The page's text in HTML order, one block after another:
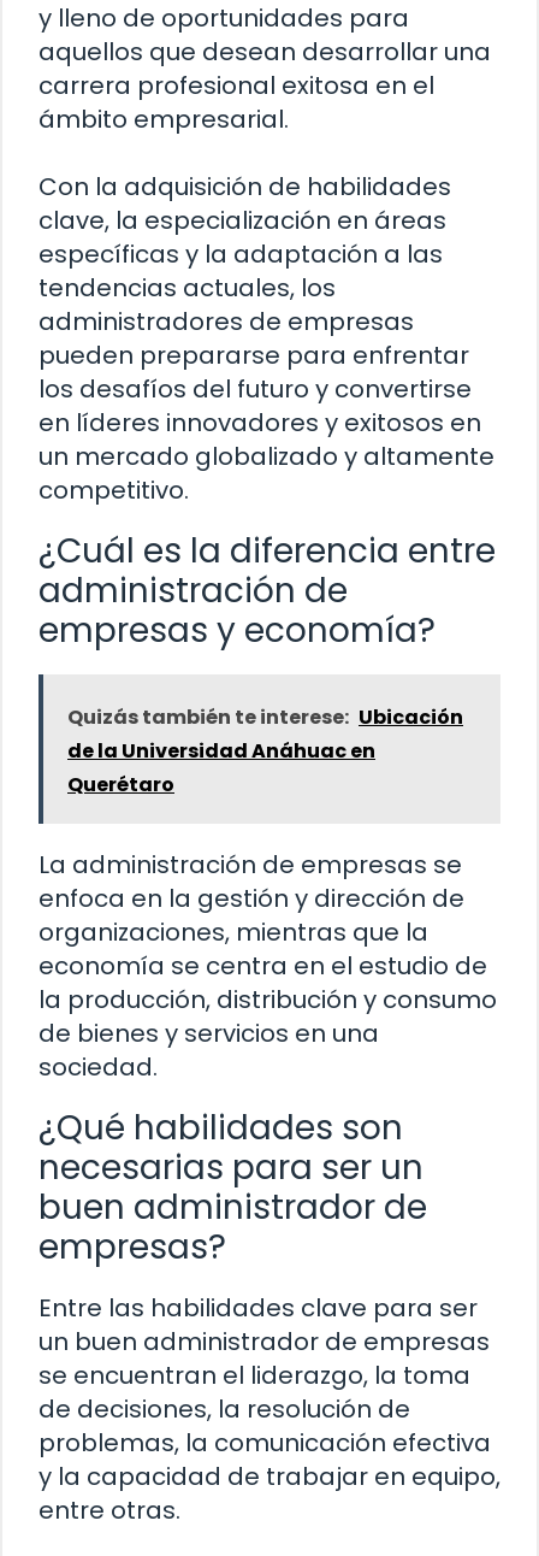
y lleno de oportunidades para
aquellos que desean desarrollar una
carrera profesional exitosa en el
ámbito empresarial.
Con la adquisición de habilidades
clave, la especialización en áreas
específicas y la adaptación a las
tendencias actuales, los
administradores de empresas
pueden prepararse para enfrentar
los desafíos del futuro y convertirse
en líderes innovadores y exitosos en
un mercado globalizado y altamente
competitivo.
¿Cuál es la diferencia entre
administración de
empresas y economía?
Quizás también te interese: Ubicación
de la Universidad Anáhuac en
Querétaro
La administración de empresas se
enfoca en la gestión y dirección de
organizaciones, mientras que la
economía se centra en el estudio de
la producción, distribución y consumo
de bienes y servicios en una
sociedad.
¿Qué habilidades son
necesarias para ser un
buen administrador de
empresas?
Entre las habilidades clave para ser
un buen administrador de empresas
se encuentran el liderazgo, la toma
de decisiones, la resolución de
problemas, la comunicación efectiva
y la capacidad de trabajar en equipo,
entre otras.